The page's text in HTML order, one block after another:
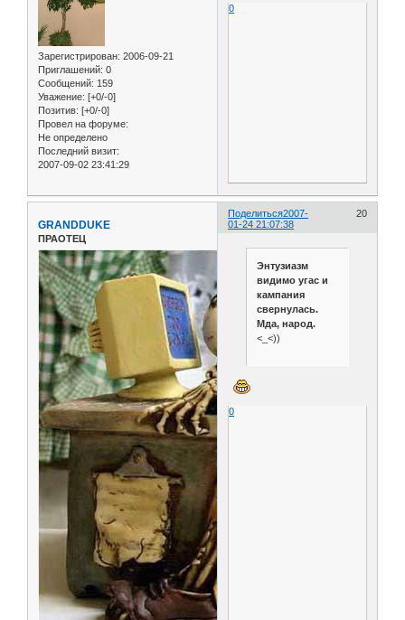
Зарегистрирован: 2006-09-21
Приглашений: 0
Сообщений: 159
Уважение: [+0/-0]
Позитив: [+0/-0]
Провел на форуме:
Не определено
Последний визит:
2007-09-02 23:41:29
0
Поделиться 20
2007-
01-24 21:07:38
GRANDDUKE
ПРАОТЕЦ
Энтузиазм
видимо угас и
кампания
свернулась.
Мда, народ.
<_<))
0